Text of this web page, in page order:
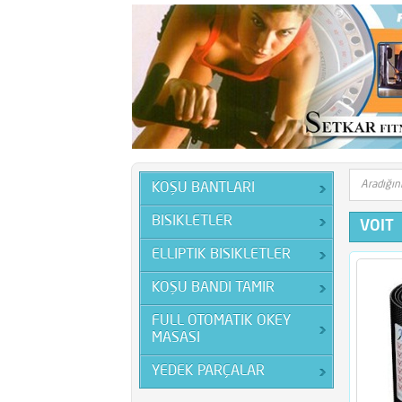
KOŞU BANTLARI
BISIKLETLER
ELLIPTIK BISIKLETLER
KOŞU BANDI TAMIR
FULL OTOMATIK OKEY
MASASI
YEDEK PARÇALAR
VOIT